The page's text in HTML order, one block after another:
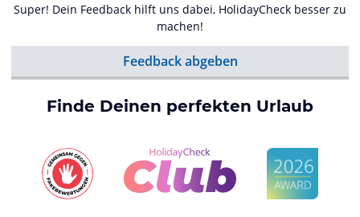
Super! Dein Feedback hilft uns dabei, HolidayCheck besser zu
machen!
Feedback abgeben
Finde Deinen perfekten Urlaub